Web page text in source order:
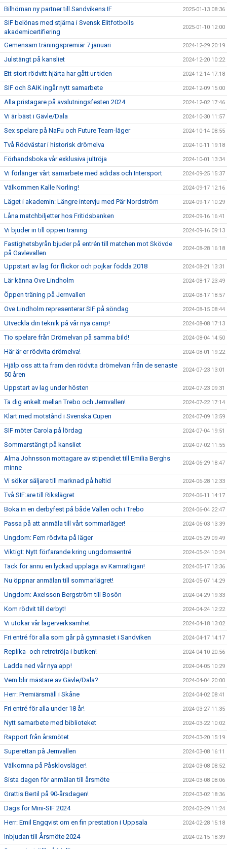
Bilhörnan ny partner till Sandvikens IF 2025-01-13 08:36
SIF belönas med stjärna i Svensk Elitfotbolls
akademicertifiering
2025-01-10 12:00
Gemensam träningspremiär 7 januari 2024-12-29 20:19
Julstängt på kansliet 2024-12-20 10:22
Ett stort rödvitt hjärta har gått ur tiden 2024-12-14 17:18
SIF och SAIK ingår nytt samarbete 2024-12-09 15:00
Alla pristagare på avslutningsfesten 2024 2024-12-02 17:46
Vi är bäst i Gävle/Dala 2024-10-30 11:57
Sex spelare på NaFu och Future Team-läger 2024-10-14 08:55
Två Rödvästar i historisk drömelva 2024-10-11 19:18
Förhandsboka vår exklusiva jultröja 2024-10-01 13:34
Vi förlänger vårt samarbete med adidas och Intersport 2024-09-25 15:37
Välkommen Kalle Norling! 2024-09-17 12:16
Läget i akademin: Längre intervju med Pär Nordström 2024-09-17 10:29
Låna matchbiljetter hos Fritidsbanken 2024-09-16 16:41
Vi bjuder in till öppen träning 2024-09-16 09:13
Fastighetsbyrån bjuder på entrén till matchen mot Skövde
på Gavlevallen
2024-08-28 16:18
Uppstart av lag för flickor och pojkar födda 2018 2024-08-21 13:31
Lär känna Ove Lindholm 2024-08-17 23:49
Öppen träning på Jernvallen 2024-08-17 18:57
Ove Lindholm representerar SIF på söndag 2024-08-15 08:44
Utveckla din teknik på vår nya camp! 2024-08-08 17:13
Tio spelare från Drömelvan på samma bild! 2024-08-04 14:50
Här är er rödvita drömelva! 2024-08-01 19:22
Hjälp oss att ta fram den rödvita drömelvan från de senaste
50 åren
2024-07-23 13:01
Uppstart av lag under hösten 2024-07-23 09:31
Ta dig enkelt mellan Trebo och Jernvallen! 2024-07-22 17:14
Klart med motstånd i Svenska Cupen 2024-07-09 13:59
SIF möter Carola på lördag 2024-07-04 19:51
Sommarstängt på kansliet 2024-07-02 11:55
Alma Johnsson mottagare av stipendiet till Emilia Berghs
minne
2024-06-29 18:47
Vi söker säljare till marknad på heltid 2024-06-28 12:33
Två SIF:are till Rikslägret 2024-06-11 14:17
Boka in en derbyfest på både Vallen och i Trebo 2024-06-04 22:47
Passa på att anmäla till vårt sommarläger! 2024-06-03 13:39
Ungdom: Fem rödvita på läger 2024-05-29 09:49
Viktigt: Nytt förfarande kring ungdomsentré 2024-05-24 10:24
Tack för ännu en lyckad upplaga av Kamratligan! 2024-05-17 13:36
Nu öppnar anmälan till sommarlägret! 2024-05-07 14:29
Ungdom: Axelsson Bergström till Bosön 2024-04-29 19:33
Kom rödvit till derbyt! 2024-04-24 12:22
Vi utökar vår lägerverksamhet 2024-04-18 13:02
Fri entré för alla som går på gymnasiet i Sandviken 2024-04-17 14:17
Replika- och retrotröja i butiken! 2024-04-10 20:56
Ladda ned vår nya app! 2024-04-05 10:29
Vem blir mästare av Gävle/Dala? 2024-04-04 20:00
Herr: Premiärsmäll i Skåne 2024-04-02 08:41
Fri entré för alla under 18 år! 2024-03-27 11:35
Nytt samarbete med biblioteket 2024-03-22 10:02
Rapport från årsmötet 2024-03-20 15:19
Superettan på Jernvallen 2024-03-08 16:11
Välkomna på Påsklovsläger! 2024-03-08 08:52
Sista dagen för anmälan till årsmöte 2024-03-08 08:06
Grattis Bertil på 90-årsdagen! 2024-03-02 18:36
Dags för Mini-SIF 2024 2024-02-29 11:24
Herr: Emil Engqvist om en fin prestation i Uppsala 2024-02-28 15:18
Inbjudan till Årsmöte 2024 2024-02-15 18:39